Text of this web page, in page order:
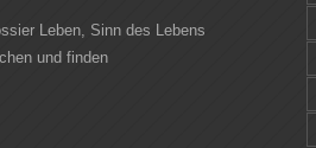
Leben, Sinn des Lebens
und finden